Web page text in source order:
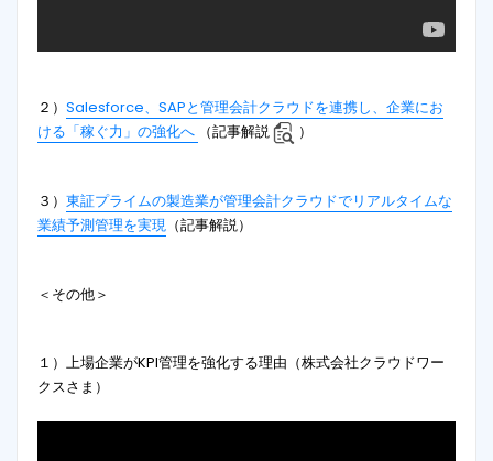
２） Salesforce、SAPと管理会計クラウドを連携し、企業にお
ける「稼ぐ力」の強化へ （記事解説 ）
３） 東証プライムの製造業が管理会計クラウドでリアルタイムな
業績予測管理を実現（記事解説）
＜その他＞
１）上場企業がKPI管理を強化する理由（株式会社クラウドワー
クスさま）